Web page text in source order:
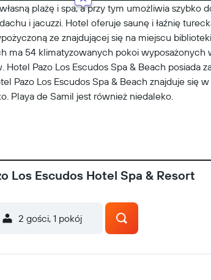
plażę i spa, a przy tym umożliwia szybko
i jacuzzi. Hotel oferuje saunę i łaźnię
ze znajdującej się na miejscu
ma 54 klimatyzowanych pokoi
Pazo Los Escudos Spa & Beach posiada
Pazo Los Escudos Spa & Beach znajduje się
Playa de Samil jest również niedaleko.
Los Escudos Hotel Spa & Resort
2 gości, 1 pokój